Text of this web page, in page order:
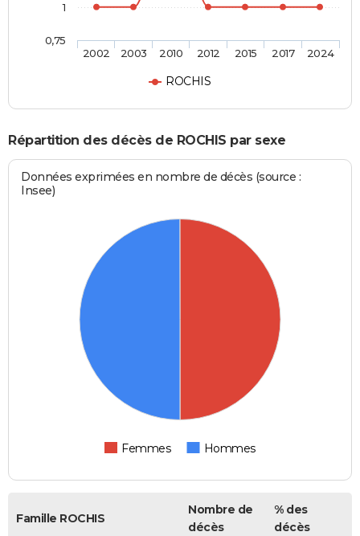
ROCHIS
2002 2003 2010 2012 2015 2017 2024
0,75
1
Répartition des décès de ROCHIS par sexe
Données exprimées en nombre de décès (source :
Insee)
Femmes Hommes
Famille ROCHIS
Nombre de
décès
% des
décès